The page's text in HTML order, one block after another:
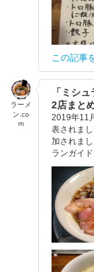
この記事
ラーメ
ン.co
m
「ミシ
2店まと
2019年11
表されま
加されま
ランガイド